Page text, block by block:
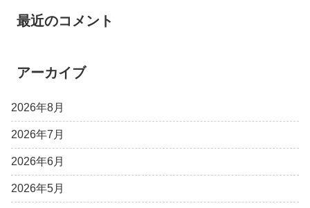
最近のコメント
アーカイブ
2026年8月
2026年7月
2026年6月
2026年5月